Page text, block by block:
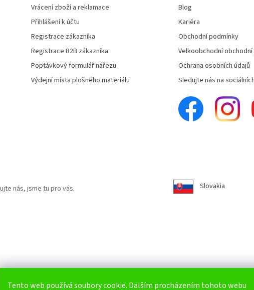
Tento web používá soubory cookie. Dalším procházením tohoto webu
Vrácení zboží a reklamace
Přihlášení k účtu
Registrace zákazníka
Registrace B2B zákazníka
Poptávkový formulář nářezu
Výdejní místa plošného materiálu
Blog
Kariéra
Obchodní podmínky
Velkoobchodní
Ochrana osobních údajů
Sledujte nás na
nás, jsme tu pro vás.
Slovakia